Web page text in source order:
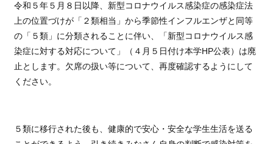
令和５年５月８日以降、新型コロナウイルス感染症の感染症法
上の位置づけが「２類相当」から季節性インフルエンザと同等
の「５類」に分類されることに伴い、「新型コロナウイルス感
染症に対する対応について」（４月５日付け本学HP公表）は廃
止とします。欠席の扱い等について、再度確認するようにして
ください。
５類に移行された後も、健康的で安心・安全な学生生活を送る